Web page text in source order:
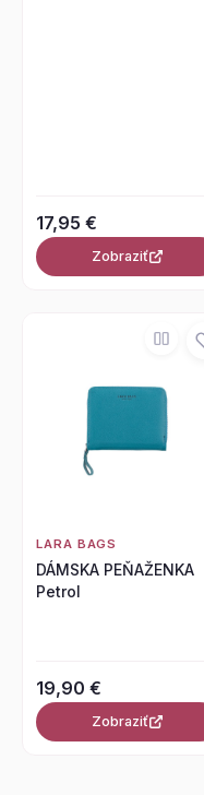
17,95 €
Zobraziť
LARA BAGS
DÁMSKA PEŇAŽENKA
Petrol
19,90 €
Zobraziť